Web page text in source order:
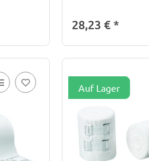
28,23 €*
Auf Lager